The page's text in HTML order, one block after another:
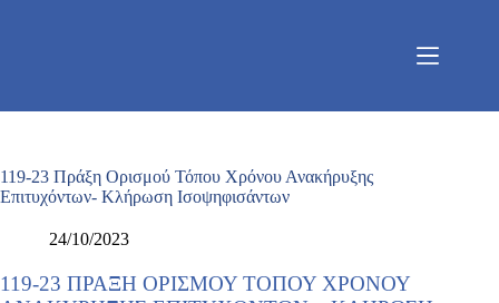
119-23 Πράξη Ορισμού Τόπου Χρόνου Ανακήρυξης
Επιτυχόντων- Κλήρωση Ισοψηφισάντων
24/10/2023
119-23 ΠΡΑΞΗ ΟΡΙΣΜΟΥ ΤΟΠΟΥ ΧΡΟΝΟΥ